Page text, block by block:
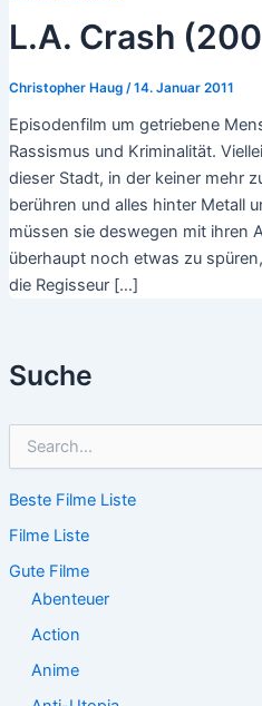
Suche
h
n
n
Beste Filme Liste
Filme Liste
Gute Filme
Abenteuer
Action
Anime
L.A. Crash
Christopher Haug /14. Januar 2011
Episodenfilm um getriebene
Rassismus und Kriminalität.
dieser Stadt, in der keiner mehr
berühren und alles hinter Metall
müssen sie deswegen mit ihren
überhaupt noch etwas zu
die Regisseur […]